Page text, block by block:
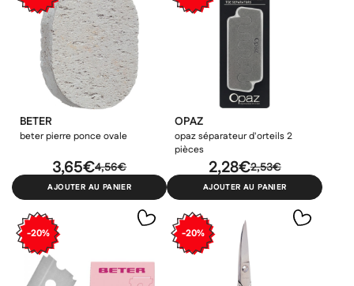
BETER
beter pierre ponce ovale
4,56€
3,65€
AJOUTER AU PANIER
OPAZ
opaz séparateur d'orteils 2
pièces
2,53€
2,28€
AJOUTER AU PANIER
-20% -20%